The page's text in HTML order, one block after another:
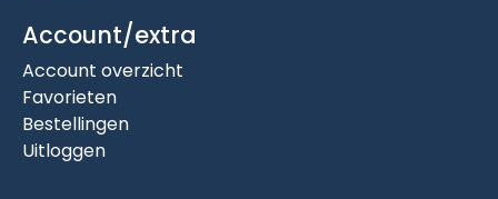
Account/extra
Account overzicht
Favorieten
Bestellingen
Uitloggen